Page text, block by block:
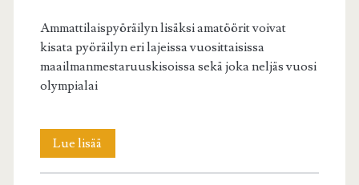
Ammattilaispyöräilyn lisäksi amatöörit voivat
kisata pyöräilyn eri lajeissa vuosittaisissa
maailmanmestaruuskisoissa sekä joka neljäs vuosi
olympialai
Lue lisääOlympialaiset